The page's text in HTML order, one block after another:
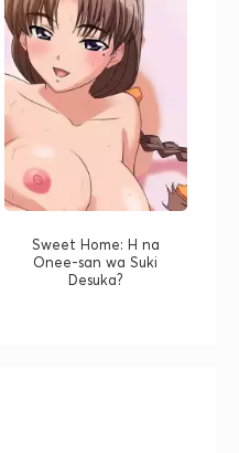
Sweet Home: H na
Onee-san wa Suki
Desuka?